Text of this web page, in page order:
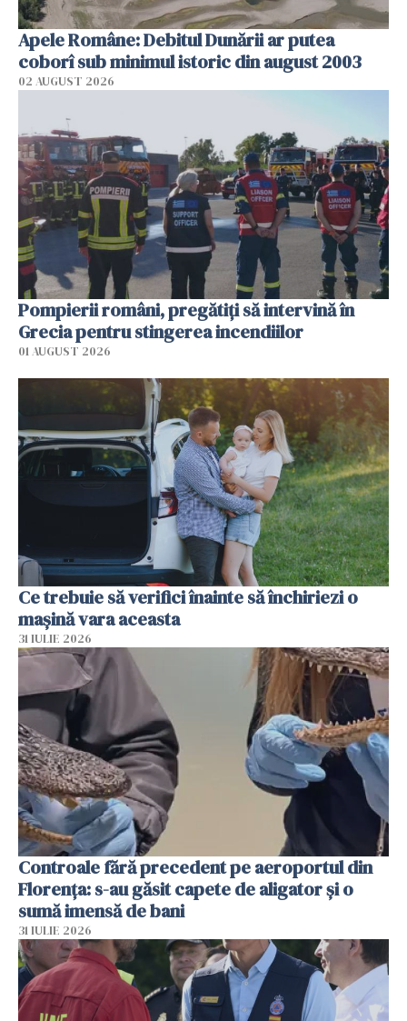
Apele Române: Debitul Dunării ar putea
coborî sub minimul istoric din august 2003
02 AUGUST 2026
Pompierii români, pregătiţi să intervină în
Grecia pentru stingerea incendiilor
01 AUGUST 2026
Ce trebuie să verifici înainte să închiriezi o
mașină vara aceasta
31 IULIE 2026
Controale fără precedent pe aeroportul din
Florența: s-au găsit capete de aligator și o
sumă imensă de bani
31 IULIE 2026